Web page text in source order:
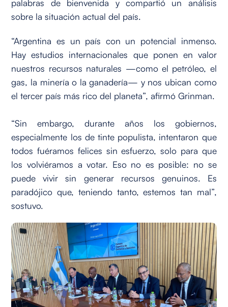
palabras de bienvenida y compartió un análisis
sobre la situación actual del país.
“Argentina es un país con un potencial inmenso.
Hay estudios internacionales que ponen en valor
nuestros recursos naturales —como el petróleo, el
gas, la minería o la ganadería— y nos ubican como
el tercer país más rico del planeta”, afirmó Grinman.
“Sin embargo, durante años los gobiernos,
especialmente los de tinte populista, intentaron que
todos fuéramos felices sin esfuerzo, solo para que
los volviéramos a votar. Eso no es posible: no se
puede vivir sin generar recursos genuinos. Es
paradójico que, teniendo tanto, estemos tan mal”,
sostuvo.